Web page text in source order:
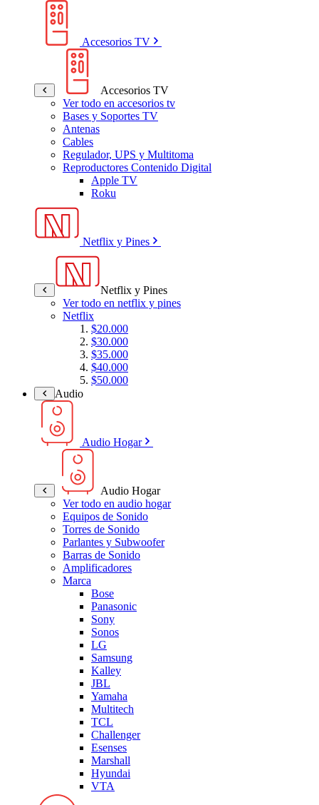
Accesorios TV
Accesorios TV
Ver todo en accesorios tv
Bases y Soportes TV
Antenas
Cables
Regulador, UPS y Multitoma
Reproductores Contenido Digital
Apple TV
Roku
Netflix y Pines
Netflix y Pines
Ver todo en netflix y pines
Netflix
$20.000
$30.000
$35.000
$40.000
$50.000
Audio
Audio Hogar
Audio Hogar
Ver todo en audio hogar
Equipos de Sonido
Torres de Sonido
Parlantes y Subwoofer
Barras de Sonido
Amplificadores
Marca
Bose
Panasonic
Sony
Sonos
LG
Samsung
Kalley
JBL
Yamaha
Multitech
TCL
Challenger
Esenses
Marshall
Hyundai
VTA